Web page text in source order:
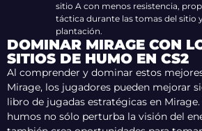
sitio A con menos resistencia,
táctica durante las tomas del sitio
plantación.
DOMINAR MIRAGE CON
SITIOS DE HUMO EN CS2
Al comprender y dominar estos
Mirage, los jugadores pueden mejorar
libro de jugadas estratégicas en
humos no sólo perturba la visión del